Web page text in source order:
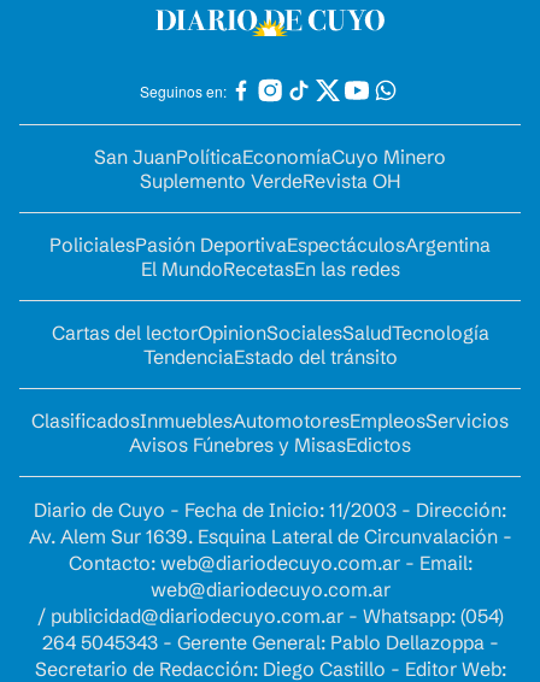
Seguinos en:
San JuanPolíticaEconomíaCuyo Minero
Suplemento VerdeRevista OH
PolicialesPasión DeportivaEspectáculosArgentina
El MundoRecetasEn las redes
Cartas del lectorOpinionSocialesSaludTecnología
TendenciaEstado del tránsito
ClasificadosInmueblesAutomotoresEmpleosServicios
Avisos Fúnebres y MisasEdictos
Diario de Cuyo - Fecha de Inicio: 11/2003 - Dirección:
Av. Alem Sur 1639. Esquina Lateral de Circunvalación -
Contacto: web@diariodecuyo.com.ar- Email:
web@diariodecuyo.com.ar
/ publicidad@diariodecuyo.com.ar- Whatsapp: (054)
264 5045343 - Gerente General: Pablo Dellazoppa -
Secretario de Redacción: Diego Castillo - Editor Web: